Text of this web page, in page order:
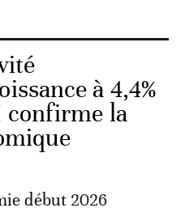
à 4,4%
confirme la
début 2026